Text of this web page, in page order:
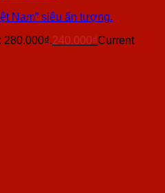
Nam” siêu ấn tượng.
280.000₫.240.000₫Current